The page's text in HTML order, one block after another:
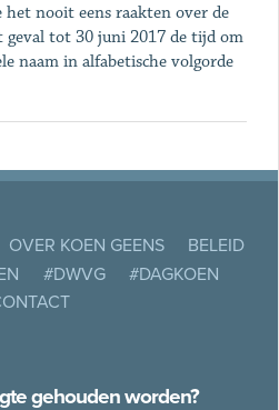
het nooit eens raakten over de
tot 30 juni 2017 de tijd om
naam in alfabetische volgorde
OVER KOEN GEENS
BELEID
#DWVG
#DAGKOEN
gehouden worden?